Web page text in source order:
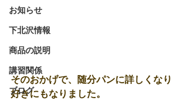
お知らせ
下北沢情報
商品の説明
講習関係
ブログ
そのおかげで、随分パンに詳しくなり
好きにもなりました。